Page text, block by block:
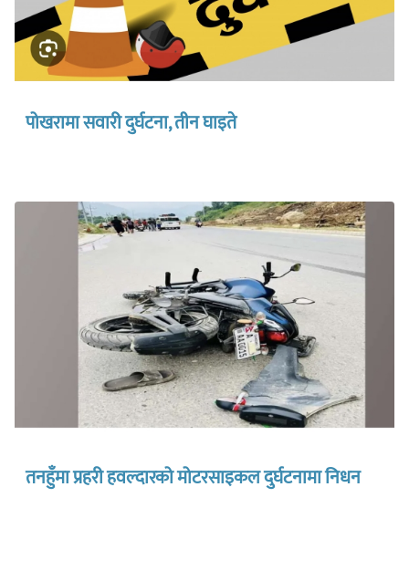
पोखरामा सवारी दुर्घटना, तीन घाइते
तनहुँमा प्रहरी हवल्दारको मोटरसाइकल दुर्घटनामा निधन